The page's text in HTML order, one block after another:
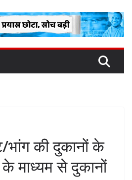
भांग की दुकानों के
के माध्यम से दुकानों